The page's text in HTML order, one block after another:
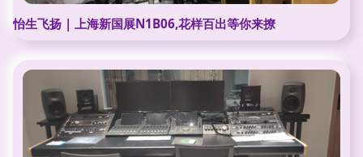
怡生飞扬 | 上海新国展N1B06,花样百出等你来撩